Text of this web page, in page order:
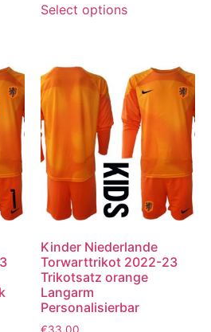
Select options
Kinder Niederlande
Torwarttrikot 2022-23
Trikotsatz orange
Langarm
Personalisierbar
€33.00